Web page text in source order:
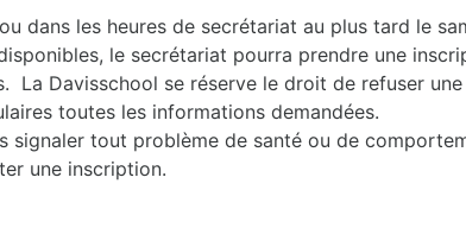
dans les heures de secrétariat au plus tard le
le secrétariat pourra prendre une
La Davisschool se réserve le droit de refuser
toutes les informations demandées.
signaler tout problème de santé ou de
une inscription.